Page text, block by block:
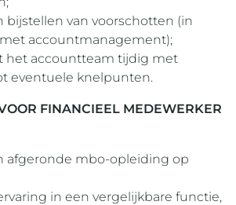
bijstellen van voorschotten (in
accountmanagement);
het accountteam tijdig met
eventuele knelpunten.
FINANCIEEL MEDEWERKER
afgeronde mbo-opleiding op
in een vergelijkbare functie,